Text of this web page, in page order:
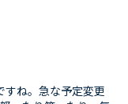
すね。急な予定変更